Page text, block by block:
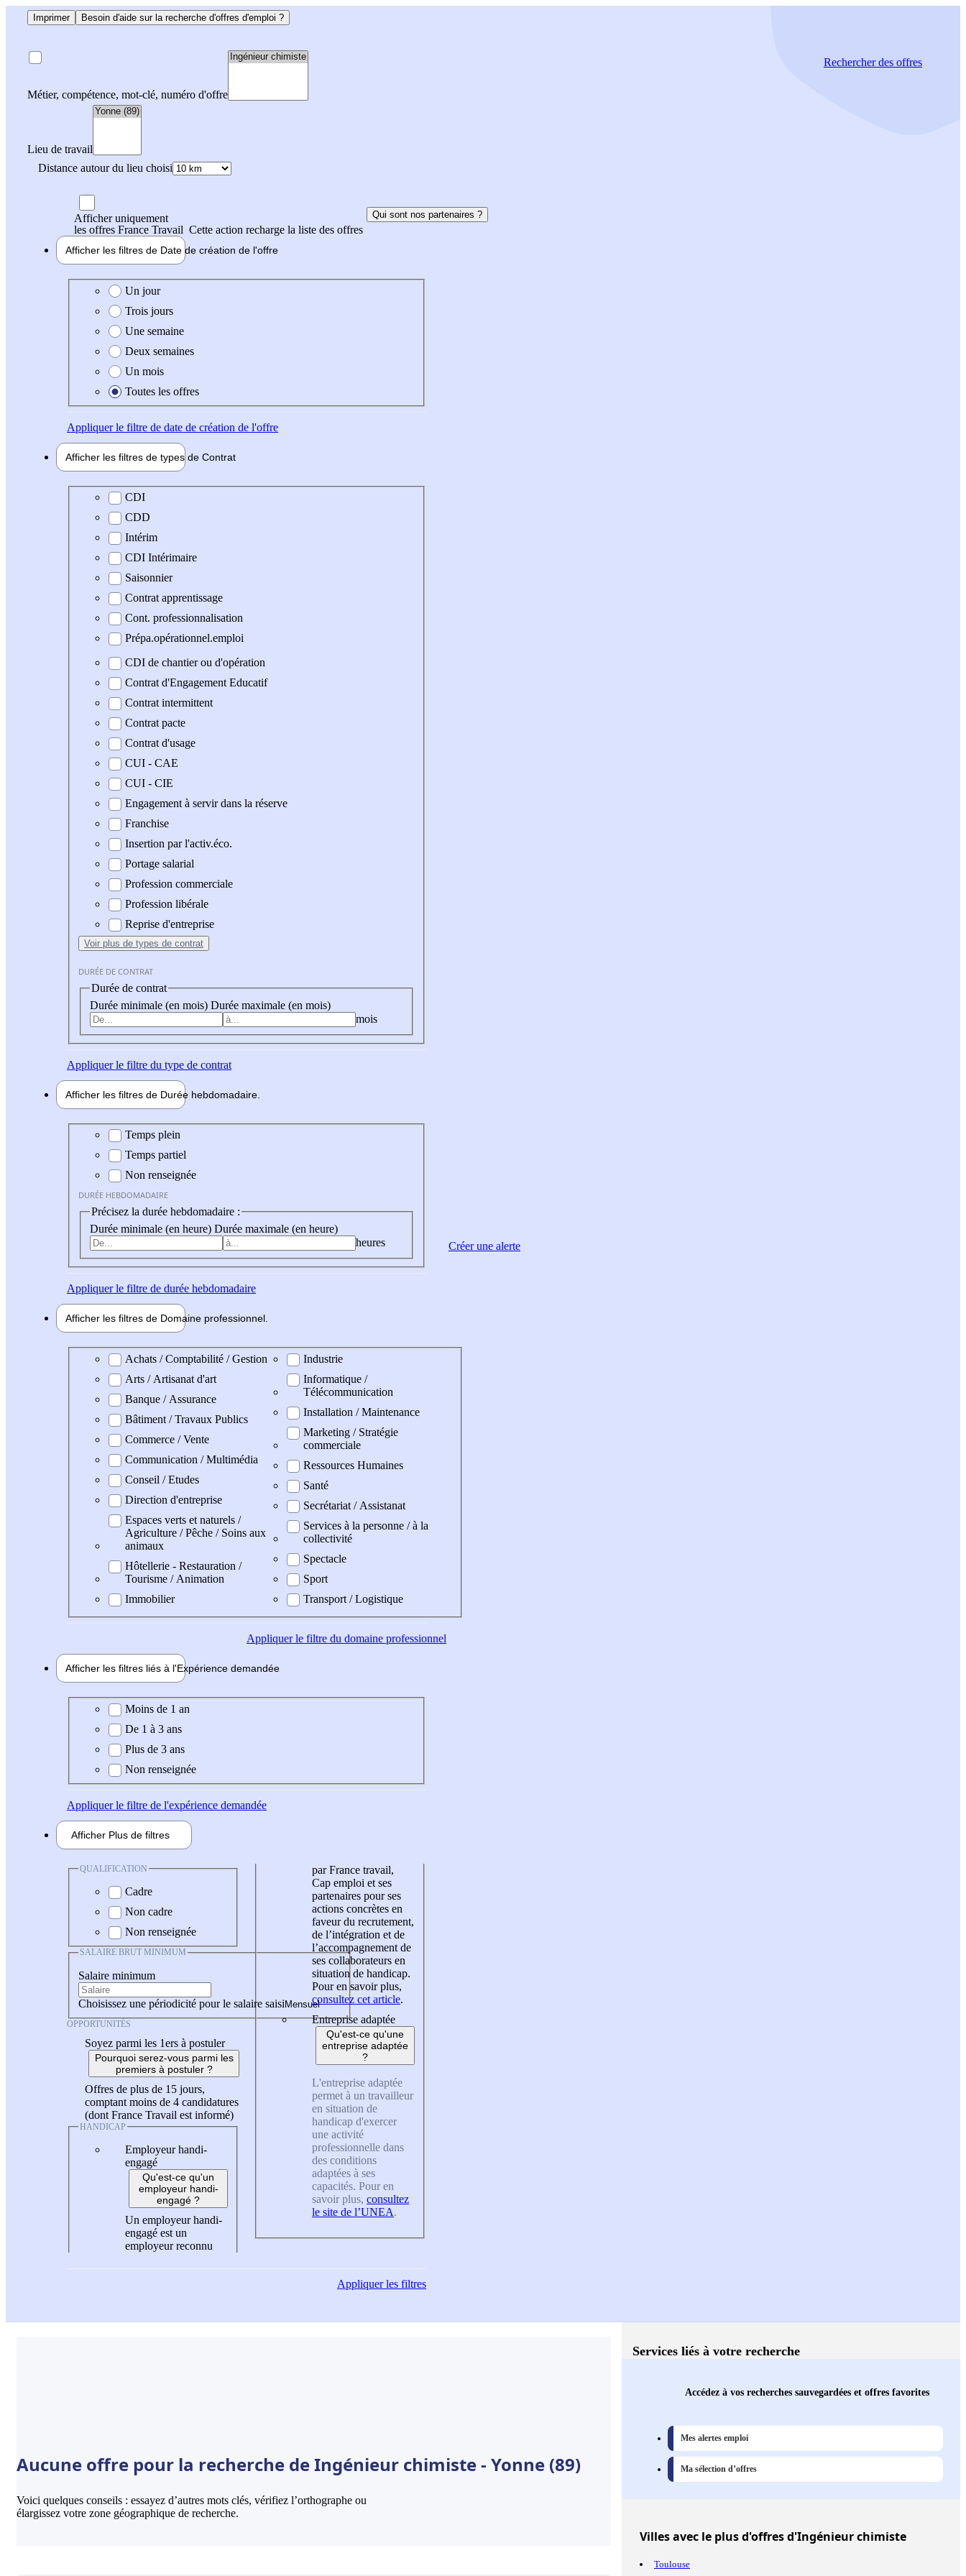
Imprimer Besoin d'aide sur la recherche d'offres d'emploi ?
Métier, compétence, mot-clé, numéro d'offre
Lieu de travail
Distance autour du lieu choisi
Rechercherdes offres
Afficher uniquement
les offres France Travail Cette action recharge la liste des offres
Qui sont nos partenaires ?
Afficher les filtres de Date de création de l'offre
Date de création de l'offre
Un jour
Trois jours
Une semaine
Deux semaines
Un mois
Toutes les offres
Appliquerle filtre de date de création de l'offre
Afficher les filtres de types de Contrat
Type de contrat
CDI
CDD
Intérim
CDI Intérimaire
Saisonnier
Contrat apprentissage
Cont. professionnalisation
Prépa.opérationnel.emploi
CDI de chantier ou d'opération
Contrat d'Engagement Educatif
Contrat intermittent
Contrat pacte
Contrat d'usage
CUI - CAE
CUI - CIE
Engagement à servir dans la réserve
Franchise
Insertion par l'activ.éco.
Portage salarial
Profession commerciale
Profession libérale
Reprise d'entreprise
Voir plus de types de contrat
DURÉE DE CONTRAT
Durée de contrat
Durée minimale (en mois) Durée maximale (en mois)
mois
Appliquerle filtre du type de contrat
Afficher les filtres de Durée hebdomadaire
Durée hebdomadaire
Temps plein
Temps partiel
Non renseignée
DURÉE HEBDOMADAIRE
Précisez la durée hebdomadaire :
Durée minimale (en heure) Durée maximale (en heure)
heures
Appliquerle filtre de durée hebdomadaire
Afficher les filtres de Domaine professionnel
Domaine professionel
Achats / Comptabilité / Gestion
Arts / Artisanat d'art
Banque / Assurance
Bâtiment / Travaux Publics
Commerce / Vente
Communication / Multimédia
Conseil / Etudes
Direction d'entreprise
Espaces verts et naturels /
Agriculture / Pêche / Soins aux
animaux
Hôtellerie - Restauration /
Tourisme / Animation
Immobilier
Industrie
Informatique /
Télécommunication
Installation / Maintenance
Marketing / Stratégie
commerciale
Ressources Humaines
Santé
Secrétariat / Assistanat
Services à la personne / à la
collectivité
Spectacle
Sport
Transport / Logistique
Appliquerle filtre du domaine professionnel
Afficher les filtres liés à l'Expérience demandée
Expérience demandée
Moins de 1 an
De 1 à 3 ans
Plus de 3 ans
Non renseignée
Appliquerle filtre de l'expérience demandée
Afficher Plus de filtres
QUALIFICATION
Cadre
Non cadre
Non renseignée
SALAIRE BRUT MINIMUM
Salaire minimum
Choisissez une périodicité pour le salaire saisi
OPPORTUNITÉS
Soyez parmi les 1ers à postuler
Pourquoi serez-vous parmi les
premiers à postuler ?
Offres de plus de 15 jours,
comptant moins de 4 candidatures
(dont France Travail est informé)
HANDICAP
Employeur handi-
engagé
Qu'est-ce qu'un
employeur handi-
engagé ?
Un employeur handi-
engagé est un
employeur reconnu
par France travail,
Cap emploi et ses
partenaires pour ses
actions concrètes en
faveur du recrutement,
de l’intégration et de
l’accompagnement de
ses collaborateurs en
situation de handicap.
Pour en savoir plus,
consultez cet article.
Entreprise adaptée
Qu'est-ce qu'une
entreprise adaptée
?
L'entreprise adaptée
permet à un travailleur
en situation de
handicap d'exercer
une activité
professionnelle dans
des conditions
adaptées à ses
capacités. Pour en
savoir plus, consultez
le site de l’UNEA.
Appliquerles filtres
Créer une alerte
Aucune offre pour la recherche de Ingénieur chimiste - Yonne (89)
Voici quelques conseils : essayez d’autres mots clés, vérifiez l’orthographe ou
élargissez votre zone géographique de recherche.
Services liés à votre recherche
Accédez à vos recherches sauvegardées et offres favorites
Mes alertes emploi
Ma sélection d’offres
Villesavec le plus d'offres d'Ingénieur chimiste
Toulouse